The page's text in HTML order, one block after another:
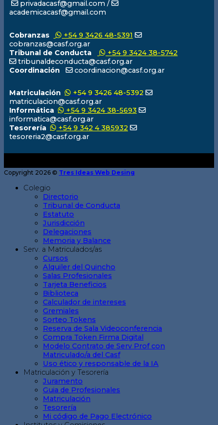
privadacasf@gmail.com /
academicacasf@gmail.com
Cobranzas
+54 9 3426 48-5391
cobranzas@casf.org.ar
Tribunal de Conducta
+54 9 3424 38-5742
tribunaldeconducta@casf.org.ar
Coordinación
coordinacion@casf.org.ar
Matriculación
+54 9 3426 48-5392
matriculacion@casf.org.ar
Informática
+54 9 3424 38-5693
informatica@casf.org.ar
Tesorería
+54 9 342 4 385932
tesoreria2@casf.org.ar
Copyright 2026 © Tres Ideas Web Desing
Colegio
Directorio
Tribunal de Conducta
Estatuto
Jurisdicción
Delegaciones
Memoria y Balance
Serv. a Matriculados/as
Cursos
Alquiler del Quincho
Salas Profesionales
Tarjeta Beneficios
Biblioteca
Calculador de intereses
Gremiales
Sorteo Tokens
Reserva de Sala Videoconferencia
Compra Token Firma Digital
Modelo Contrato de Serv Prof con
Matriculado/a del Casf
Uso ético y responsable de la IA
Matriculación y Tesorería
Juramento
Guia de Profesionales
Matriculación
Tesorería
Mi código de Pago Electrónico